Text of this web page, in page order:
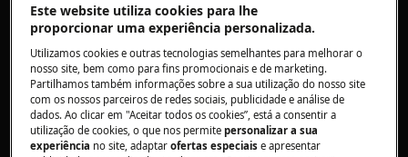
Antes de qualquer operação de manutenção,
desligue o aparelho e retire a ficha da tomada.
Sempre tome cuidado ao mover os aparelhos, para
os aparelhos pesados são necessárias duas pessoas
para movê-los.
Este website utiliza cookies para lhe
proporcionar uma experiência personalizada.
Utilizamos cookies e outras tecnologias semelhantes para melhorar o
nosso site, bem como para fins promocionais e de marketing.
Partilhamos também informações sobre a sua utilização do nosso site
com os nossos parceiros de redes sociais, publicidade e análise de
dados. Ao clicar em "Aceitar todos os cookies”, está a consentir a
utilização de cookies, o que nos permitepersonalizar a sua
experiência no site, adaptarofertas especiaise apresentar